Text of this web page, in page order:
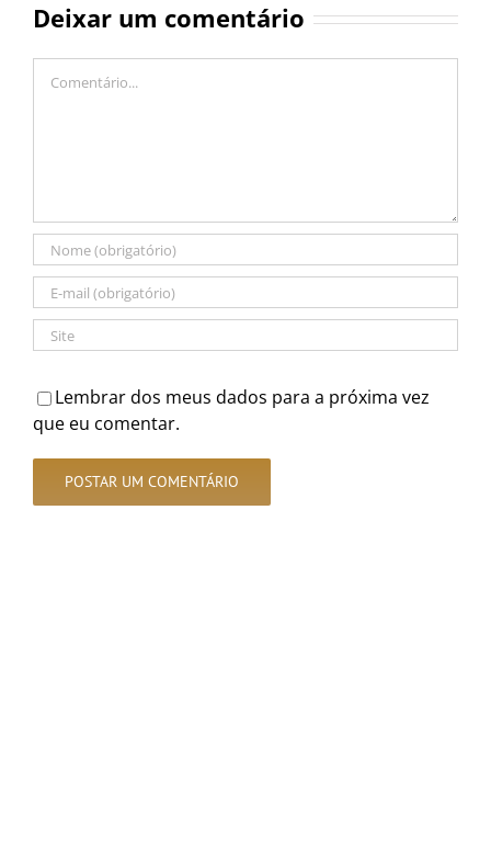
Deixar um comentário
Lembrar dos meus dados para a próxima vez
que eu comentar.